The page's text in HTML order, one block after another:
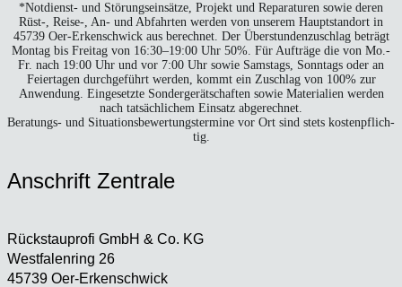
*Not­dienst- und Stö­rungs­ein­sät­ze, Pro­jekt und Repa­ra­tu­ren sowie deren
Rüst‑, Reise‑, An- und Abfahr­ten wer­den von unse­rem Haupt­stand­ort in
45739 Oer-Erken­sch­wick aus berech­net. Der Über­stun­den­zu­schlag beträgt
Mon­tag bis Frei­tag von 16:30–19:00 Uhr 50%. Für Auf­trä­ge die von Mo.-
Fr. nach 19:00 Uhr und vor 7:00 Uhr sowie Sams­tags, Sonn­tags oder an
Fei­er­ta­gen durch­ge­führt wer­den, kommt ein Zuschlag von 100% zur
Anwen­dung. Ein­ge­setz­te Son­der­ge­rät­schaf­ten sowie Mate­ria­li­en wer­den
nach tat­säch­li­chem Ein­satz abge­rech­net.
Bera­tungs- und Situa­ti­ons­be­wer­tungs­ter­mi­ne vor Ort sind stets kos­ten­pflich­
tig.
Anschrift Zen­tra­le
Rück­stau­pro­fi GmbH & Co. KG
West­fa­len­ring 26
45739 Oer-Erken­sch­wick